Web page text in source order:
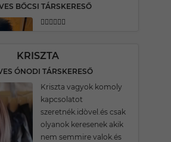
BŐCSI TÁRSKERESŐ
🏳️‍🌈🏳️‍🌈🏳️‍🌈
KRISZTA
ÓNODI TÁRSKERESŐ
Kriszta vagyok komoly
kapcsolatot
szeretnék.idòvel.és csak
olyanok keresenek akik
nem semmire valok.és